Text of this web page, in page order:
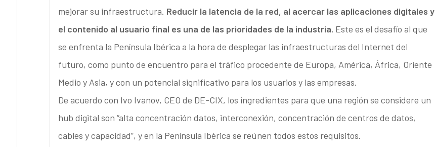
mejorar su infraestructura. Reducir la latencia de la red, al acercar las aplicaciones digitales y
el contenido al usuario final es una de las prioridades de la industria. Este es el desafío al que
se enfrenta la Península Ibérica a la hora de desplegar las infraestructuras del Internet del
futuro, como punto de encuentro para el tráfico procedente de Europa, América, África, Oriente
Medio y Asia, y con un potencial significativo para los usuarios y las empresas.
De acuerdo con Ivo Ivanov, CEO de DE-CIX, los ingredientes para que una región se considere un
hub digital son “alta concentración datos, interconexión, concentración de centros de datos,
cables y capacidad”, y en la Península Ibérica se reúnen todos estos requisitos.